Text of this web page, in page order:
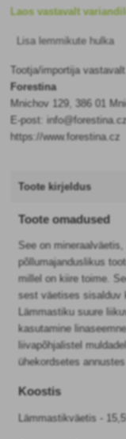
Laos vastavalt
Lisa lemmikute hulka
Tootja/importija
Forestina
Mnichov 129, 386 01
E-post:
https://www.forestina.cz
Toote kirjeldus
Toote omadused
See on
põllumajanduslikus
millel on kiire toime.
sest väetises sisalduv
Lämmastiku suure
kasutamine
liivapõhjalistel
ühekordsetes annustes
Koostis
Lämmastikväetis -